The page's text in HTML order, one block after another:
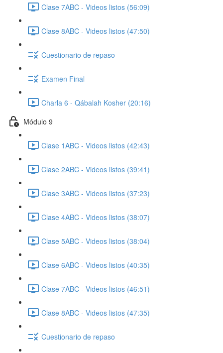
Clase 7ABC - Videos listos (56:09)
Clase 8ABC - Videos listos (47:50)
Cuestionario de repaso
Examen Final
Charla 6 - Qábalah Kosher (20:16)
Módulo 9
Clase 1ABC - Videos listos (42:43)
Clase 2ABC - Videos listos (39:41)
Clase 3ABC - Videos listos (37:23)
Clase 4ABC - Videos listos (38:07)
Clase 5ABC - Videos listos (38:04)
Clase 6ABC - Videos listos (40:35)
Clase 7ABC - Videos listos (46:51)
Clase 8ABC - Videos listos (47:35)
Cuestionario de repaso